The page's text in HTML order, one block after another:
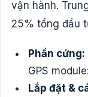
vận hành.
25% tổng đầu
Phần cứng:
GPS
Lắp đặt &